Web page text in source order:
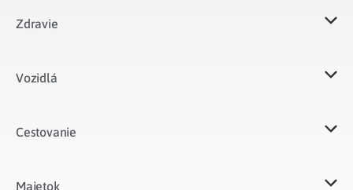
Zdravie
Vozidlá​
Cestovanie
Majetok​